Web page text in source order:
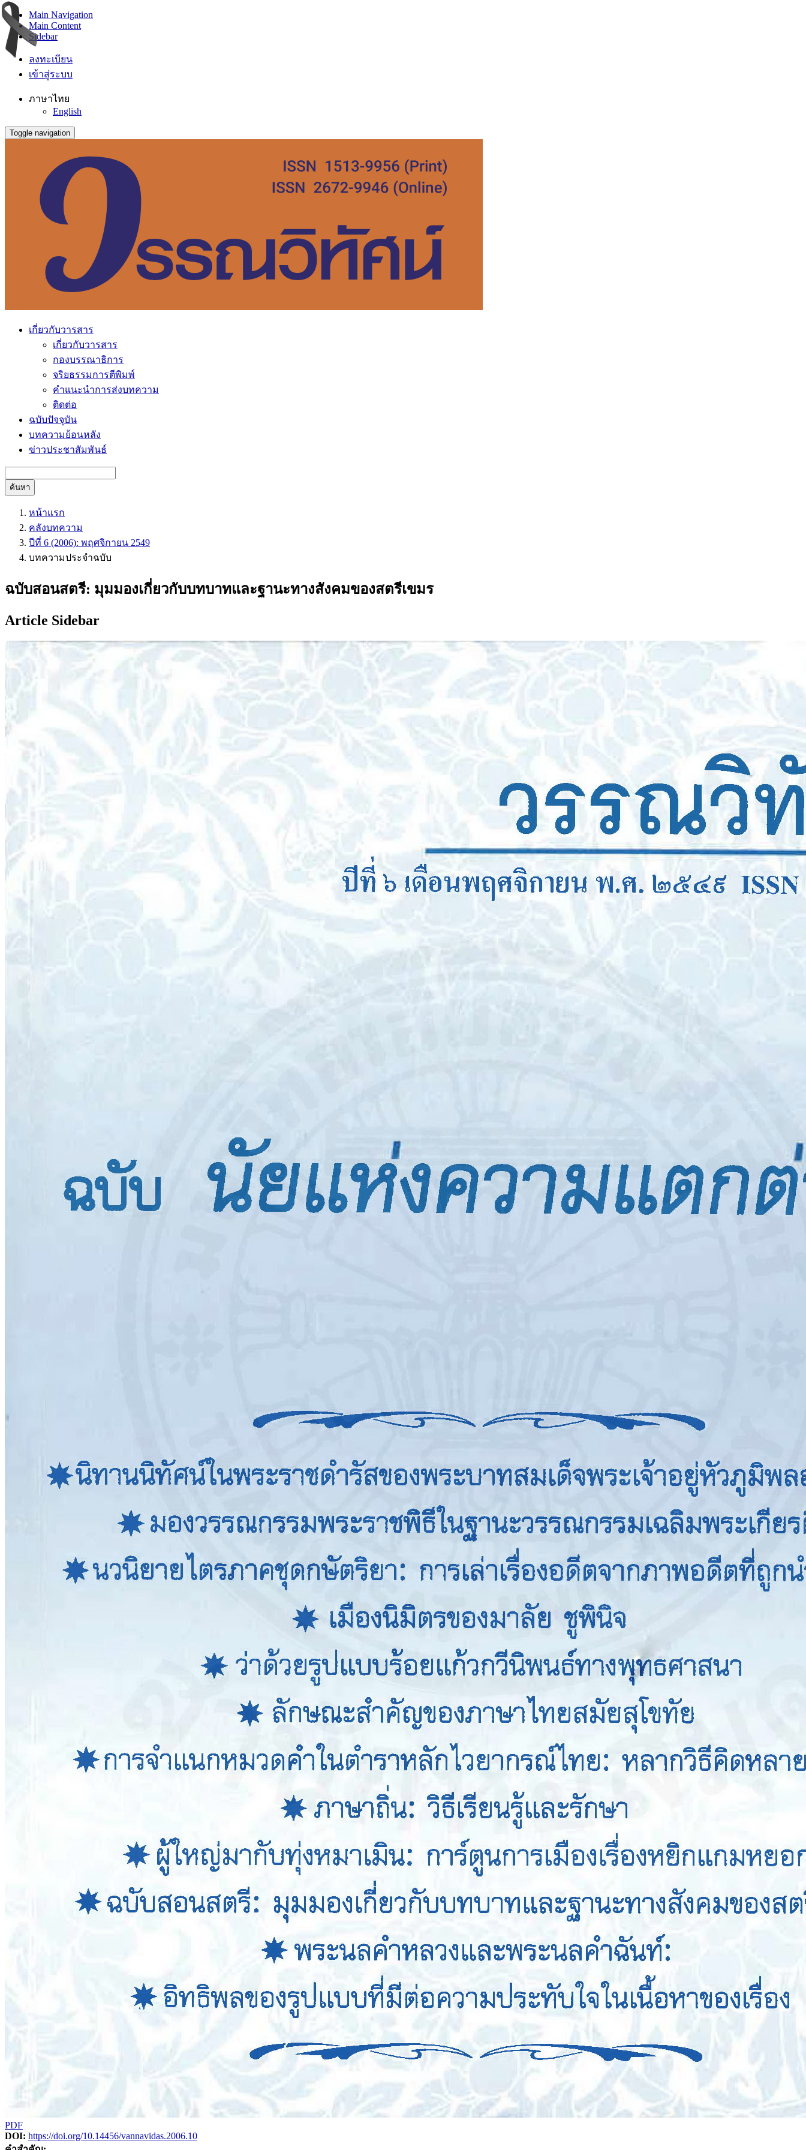
Main Navigation
Main Content
Sidebar
ลงทะเบียน
เข้าสู่ระบบ
ภาษาไทย
English
Toggle navigation
เกี่ยวกับวารสาร
เกี่ยวกับวารสาร
กองบรรณาธิการ
จริยธรรมการตีพิมพ์
คำแนะนำการส่งบทความ
ติดต่อ
ฉบับปัจจุบัน
บทความย้อนหลัง
ข่าวประชาสัมพันธ์
ค้นหา
หน้าแรก
คลังบทความ
ปีที่ 6 (2006): พฤศจิกายน 2549
บทความประจำฉบับ
ฉบับสอนสตรี: มุมมองเกี่ยวกับบทบาทและฐานะทางสังคมของสตรีเขมร
Article Sidebar
PDF
DOI: https://doi.org/10.14456/vannavidas.2006.10